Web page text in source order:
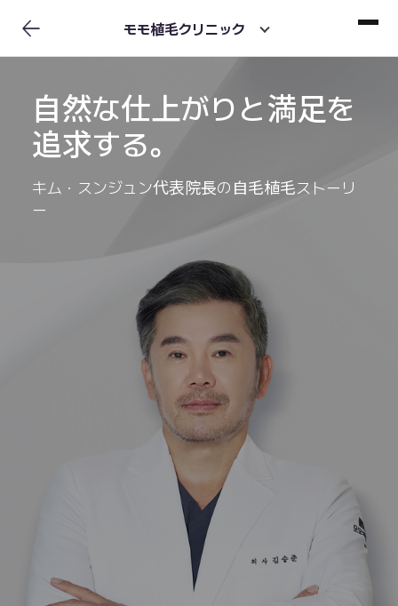
モモ植毛クリニック
自然な仕上がりと満足を
追求する。
キム・スンジュン代表院長の自毛植毛ストーリ
ー